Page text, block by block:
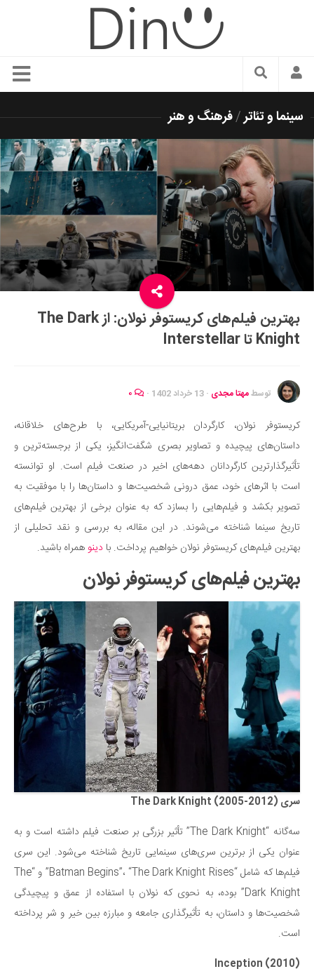
سبک زندگی
زیبایی و آرایش
شیک پوشی
دکوراسیون و چیدمان
غذا
رستوران گردی
آشپزی
سفر و گردشگری
ایران گردی
جهان گردی
موفقیت و مهارت‌های فردی
تغذیه سالم
بهداشت
بیماری و درمان
کودک و مادر
ورزش و تندرستی
روانشناسی
مراکز پزشکی و دارویی
فرهنگ و هنر
سینما و تئاتر
تلویزیون
موسیقی
چهره‌ها
عکاسی و هنرهای تجسمی
کتاب و کتاب‌خوانی
تاریخ
معماری
فناوری‌ها
نجوم و هوا فضا
زمین و محیط زیست
خودرو
سرگرمی
دانستنی‌ها
سینما و تئاتر/فرهنگ و هنر
بهترین فیلم‌های کریستوفر نولان: از The Dark
Knight تا Interstellar
توسطمهتا مجدی · 13 خرداد 1402 ·
کریستوفر نولان، کارگردان بریتانیایی-آمریکایی، با طرح‌های خلاقانه،
داستان‌های پیچیده و تصاویر بصری شگفت‌انگیز، یکی از برجسته‌ترین و
تأثیرگذارترین کارگردانان دهه‌های اخیر در صنعت فیلم است. او توانسته
است با اثرهای خود، عمق درونی شخصیت‌ها و داستان‌ها را با موفقیت به
تصویر بکشد و فیلم‌هایی را بسازد که به عنوان برخی از بهترین فیلم‌های
تاریخ سینما شناخته می‌شوند. در این مقاله، به بررسی و نقد تحلیلی از
بهترین فیلم‌های کریستوفر نولان خواهیم پرداخت. با دینوهمراه باشید.
بهترین فیلم‌های کریستوفر نولان
سری The Dark Knight (2005-2012)
سه‌گانه “The Dark Knight” تأثیر بزرگی بر صنعت فیلم داشته است و به
عنوان یکی از برترین سری‌های سینمایی تاریخ شناخته می‌شود. این سری
فیلم‌ها که شامل “Batman Begins”، “The Dark Knight Rises” و “The
Dark Knight” بوده، به نحوی که نولان با استفاده از عمق و پیچیدگی
شخصیت‌ها و داستان، به تأثیرگذاری جامعه و مبارزه بین خیر و شر پرداخته
است.
Inception (2010)